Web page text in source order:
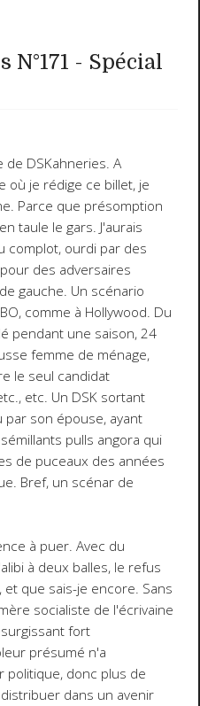
- Spécial
DSKahneries. A
où je rédige ce billet, je
Parce que présomption
taule le gars. J'aurais
complot, ourdi par des
des adversaires
gauche. Un scénario
comme à Hollywood. Du
pendant une saison, 24
femme de ménage,
le seul candidat
etc. Un DSK sortant
son épouse, ayant
pulls angora qui
de puceaux des années
Bref, un scénar de
à puer. Avec du
à deux balles, le refus
que sais-je encore. Sans
socialiste de l'écrivaine
fort
présumé n'a
politique, donc plus de
dans un avenir